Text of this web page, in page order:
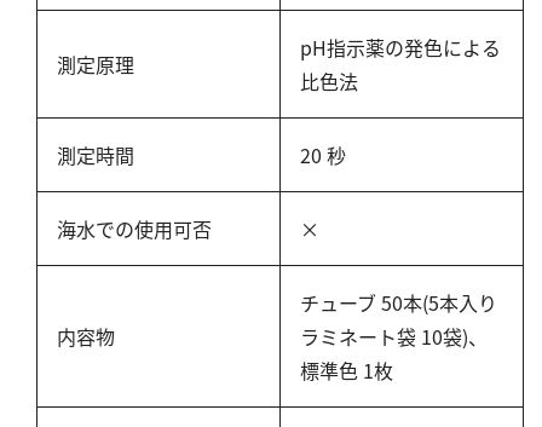
測定原理
pH指示薬の発色による
比色法
測定時間 20 秒
海水での使用可否 ×
内容物
チューブ 50本(5本入り
ラミネート袋 10袋)、
標準色 1枚
硝酸
りん
りん酸